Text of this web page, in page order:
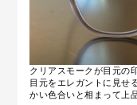
クリアスモークが目元の
目元をエレガントに見せ
かい色合いと相まって上